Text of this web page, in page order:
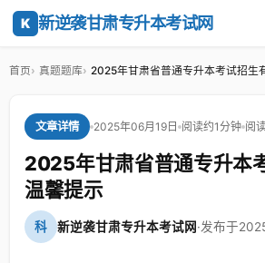
K 新逆袭甘肃专升本考试网
首页 真题题库 2025年甘肃省普通专升本考试招生
文章详情 2025年06月19日 阅读约1分钟 阅
2025年甘肃省普通专升本
温馨提示
科 新逆袭甘肃专升本考试网·发布于